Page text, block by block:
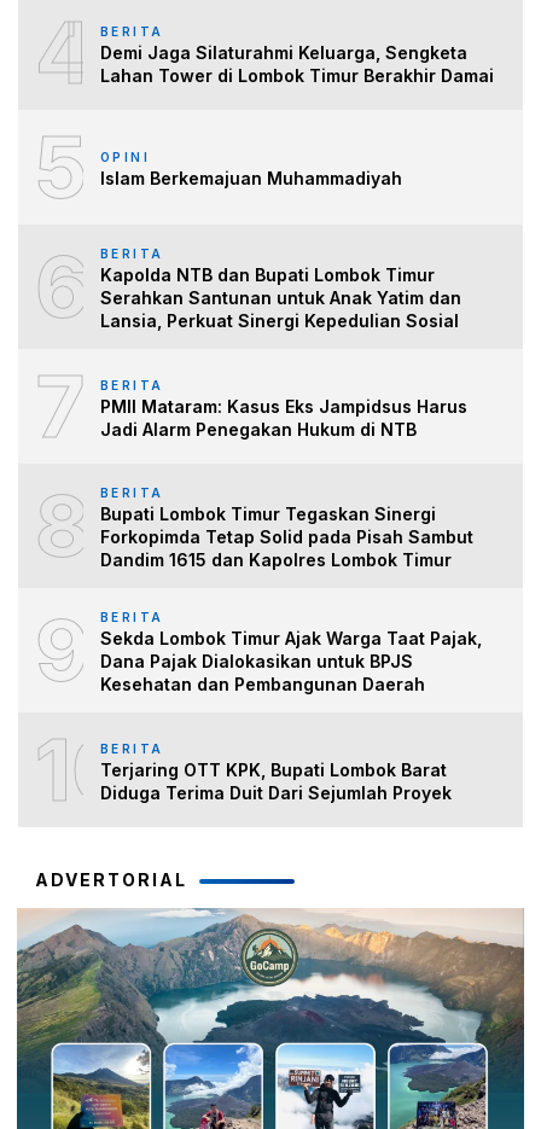
4 BERITA
Demi Jaga Silaturahmi Keluarga, Sengketa
Lahan Tower di Lombok Timur Berakhir Damai
5 OPINI
Islam Berkemajuan Muhammadiyah
6 BERITA
Kapolda NTB dan Bupati Lombok Timur
Serahkan Santunan untuk Anak Yatim dan
Lansia, Perkuat Sinergi Kepedulian Sosial
7 BERITA
PMII Mataram: Kasus Eks Jampidsus Harus
Jadi Alarm Penegakan Hukum di NTB
8 BERITA
Bupati Lombok Timur Tegaskan Sinergi
Forkopimda Tetap Solid pada Pisah Sambut
Dandim 1615 dan Kapolres Lombok Timur
9 BERITA
Sekda Lombok Timur Ajak Warga Taat Pajak,
Dana Pajak Dialokasikan untuk BPJS
Kesehatan dan Pembangunan Daerah
10BERITA
Terjaring OTT KPK, Bupati Lombok Barat
Diduga Terima Duit Dari Sejumlah Proyek
ADVERTORIAL